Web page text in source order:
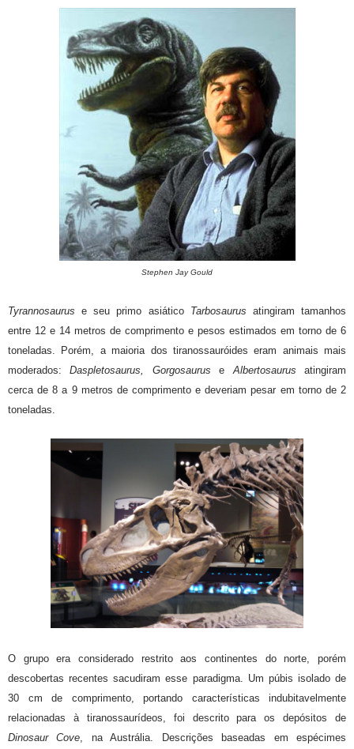
Stephen Jay Gould
Tyrannosauruse seu primo asiático Tarbosaurus atingiram tamanhos
entre 12 e 14 metros de comprimento e pesos estimados em torno de 6
toneladas. Porém, a maioria dos tiranossauróides eram animais mais
moderados:Daspletosaurus, Gorgosaurus eAlbertosaurus atingiram
cerca de 8 a 9 metros de comprimento e deveriam pesar em torno de 2
toneladas.
O grupo era considerado restrito aos continentes do norte, porém
descobertas recentes sacudiram esse paradigma. Um púbis isolado de
30 cm de comprimento, portando características indubitavelmente
relacionadas à tiranossaurídeos, foi descrito para os depósitos de
Dinosaur Cove, na Austrália. Descrições baseadas em espécimes